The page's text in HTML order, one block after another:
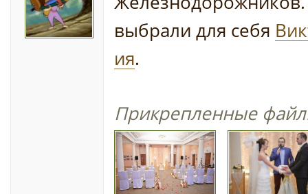
выбрали для себя
ия.
Прикрепленные